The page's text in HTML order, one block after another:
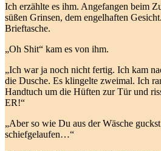
Ich erzählte es ihm. Angefangen beim
süßen Grinsen, dem engelhaften
Brieftasche.
„Oh Shit“ kam es von ihm.
„Ich war ja noch nicht fertig. Ich kam
die Dusche. Es klingelte zweimal. Ich
Handtuch um die Hüften zur Tür und
ER!“
„Aber so wie Du aus der Wäsche
schiefgelaufen…“